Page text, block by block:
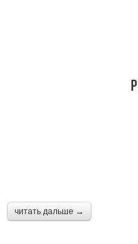
читать дальше →